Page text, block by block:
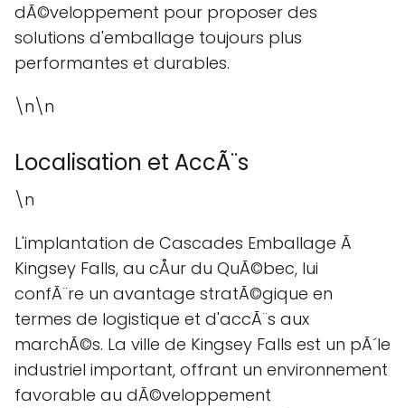
dÃ©veloppement pour proposer des
solutions d'emballage toujours plus
performantes et durables.
\n\n
Localisation et AccÃ¨s
\n
L'implantation de Cascades Emballage Ã
Kingsey Falls, au cÅur du QuÃ©bec, lui
confÃ¨re un avantage stratÃ©gique en
termes de logistique et d'accÃ¨s aux
marchÃ©s. La ville de Kingsey Falls est un pÃ´le
industriel important, offrant un environnement
favorable au dÃ©veloppement